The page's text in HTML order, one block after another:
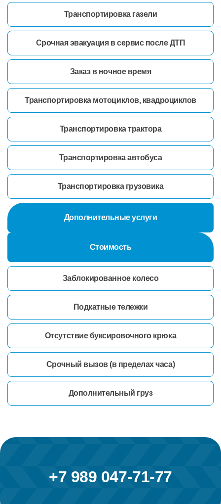
Транспортировка газели
Срочная эвакуация в сервис после ДТП
Заказ в ночное время
Транспортировка мотоциклов, квадроциклов
Транспортировка трактора
Транспортировка автобуса
Транспортировка грузовика
Дополнительные услуги
Стоимость
Заблокированное колесо
Подкатные тележки
Отсутствие буксировочного крюка
Срочный вызов (в пределах часа)
Дополнительный груз
+7 989 047-71-77